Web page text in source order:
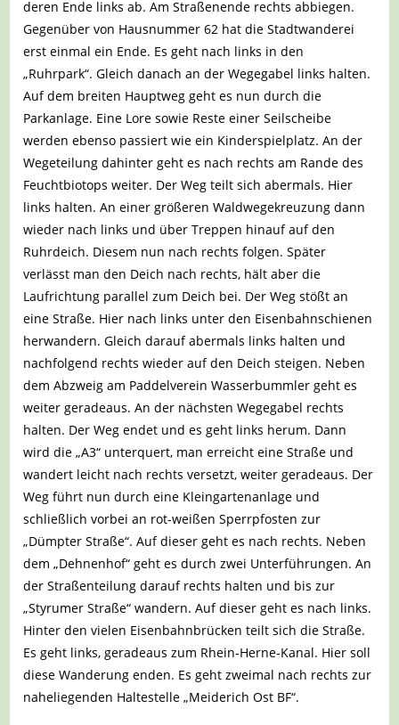
deren Ende links ab. Am Straßenende rechts abbiegen.
Gegenüber von Hausnummer 62 hat die Stadtwanderei
erst einmal ein Ende. Es geht nach links in den
„Ruhrpark“. Gleich danach an der Wegegabel links halten.
Auf dem breiten Hauptweg geht es nun durch die
Parkanlage. Eine Lore sowie Reste einer Seilscheibe
werden ebenso passiert wie ein Kinderspielplatz. An der
Wegeteilung dahinter geht es nach rechts am Rande des
Feuchtbiotops weiter. Der Weg teilt sich abermals. Hier
links halten. An einer größeren Waldwegekreuzung dann
wieder nach links und über Treppen hinauf auf den
Ruhrdeich. Diesem nun nach rechts folgen. Später
verlässt man den Deich nach rechts, hält aber die
Laufrichtung parallel zum Deich bei. Der Weg stößt an
eine Straße. Hier nach links unter den Eisenbahnschienen
herwandern. Gleich darauf abermals links halten und
nachfolgend rechts wieder auf den Deich steigen. Neben
dem Abzweig am Paddelverein Wasserbummler geht es
weiter geradeaus. An der nächsten Wegegabel rechts
halten. Der Weg endet und es geht links herum. Dann
wird die „A3“ unterquert, man erreicht eine Straße und
wandert leicht nach rechts versetzt, weiter geradeaus. Der
Weg führt nun durch eine Kleingartenanlage und
schließlich vorbei an rot-weißen Sperrpfosten zur
„Dümpter Straße“. Auf dieser geht es nach rechts. Neben
dem „Dehnenhof“ geht es durch zwei Unterführungen. An
der Straßenteilung darauf rechts halten und bis zur
„Styrumer Straße“ wandern. Auf dieser geht es nach links.
Hinter den vielen Eisenbahnbrücken teilt sich die Straße.
Es geht links, geradeaus zum Rhein-Herne-Kanal. Hier soll
diese Wanderung enden. Es geht zweimal nach rechts zur
naheliegenden Haltestelle „Meiderich Ost BF“.